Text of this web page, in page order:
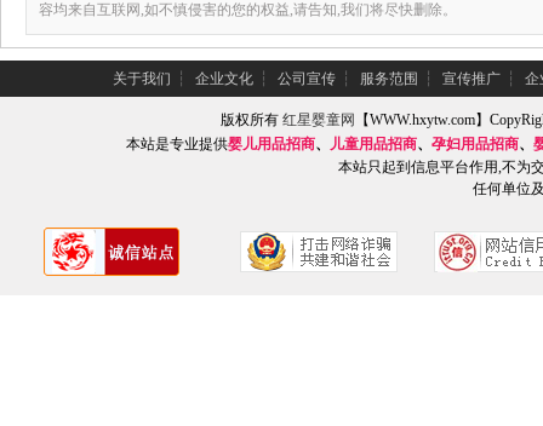
容均来自互联网,如不慎侵害的您的权益,请告知,我们将尽快删除。
关于我们 ┆ 企业文化 ┆ 公司宣传 ┆ 服务范围 ┆ 宣传推广 ┆ 企
版权所有红星婴童网
【WWW.hxytw.com】
本站是专业提供婴儿用品招商、 儿童用品招商、 孕妇用品招商、
本站只起到信息平台作用,不为
任何单位